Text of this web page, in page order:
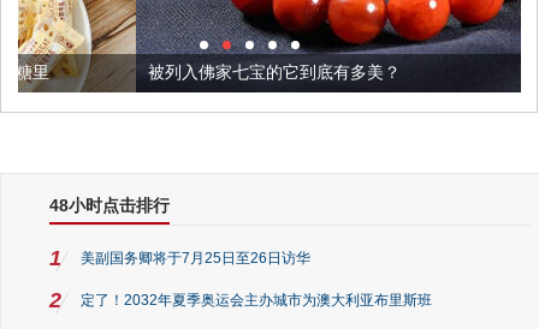
被列入佛家七宝的它到底有多美？
48小时点击排行
1 美副国务卿将于7月25日至26日访华
2 定了！2032年夏季奥运会主办城市为澳大利亚布里斯班